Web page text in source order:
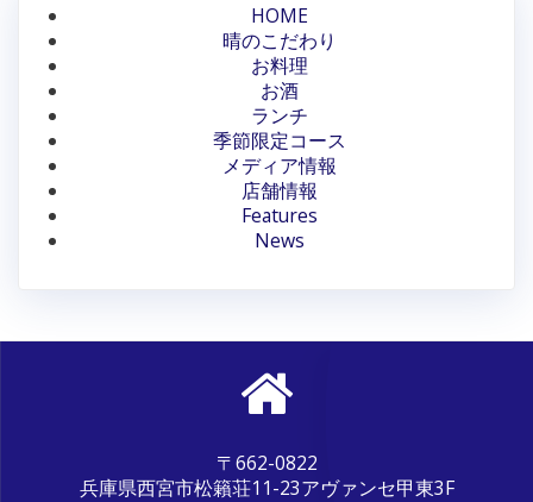
HOME
晴のこだわり
お料理
お酒
ランチ
季節限定コース
メディア情報
店舗情報
Features
News
〒662-0822
兵庫県西宮市松籟荘11-23アヴァンセ甲東3F